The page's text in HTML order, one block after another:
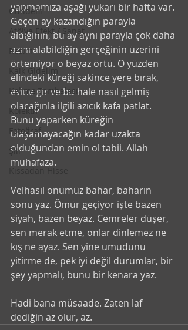
Gündem
Atölye Efekt / Sanat
Resim
Kalk Gidelim
Kelime Tombalası
Kolektif
Fotoğraf
Şiir
yapmamıza aşağı yukarı bir hafta var.
Geçen ay kazandığın parayla
aldığının, bu ay aynı parayla çok daha
azını alabildiğin gerçeğinin üzerini
örtemiyor o beyaz örtü. O yüzden
elindeki küreği sakince yere bırak,
evine gir ve bu hale nasıl gelmiş
olacağınla ilgili azıcık kafa patlat.
Bunu yaparken küreğin
ulaşamayacağın kadar uzakta
olduğundan emin ol tabii. Allah
muhafaza.
Velhasıl önümüz bahar, baharın
sonu yaz. Ömür geçiyor işte bazen
siyah, bazen beyaz. Cemreler düşer,
sen merak etme, onlar dinlemez ne
kış ne ayaz. Sen yine umudunu
yitirme de, pek iyi değil durumlar, bir
şey yapmalı, bunu bir kenara yaz.
Hadi bana müsaade. Zaten laf
dediğin az olur, az.